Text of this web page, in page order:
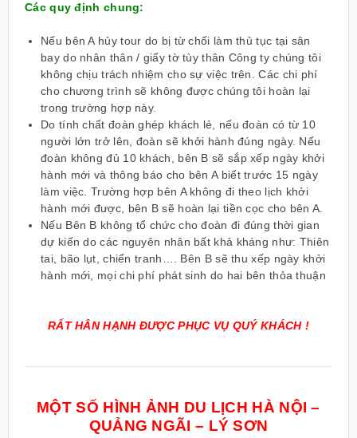
Các quy định chung:
Nếu bên A hủy tour do bị từ chối làm thủ tục tại sân
bay do nhân thân / giấy tờ tùy thân Công ty chúng tôi
không chịu trách nhiệm cho sự việc trên. Các chi phí
cho chương trình sẽ không được chúng tôi hoàn lại
trong trường hợp này.
Do tính chất đoàn ghép khách lẻ, nếu đoàn có từ 10
người lớn trở lên, đoàn sẽ khởi hành đúng ngày. Nếu
đoàn không đủ 10 khách, bên B sẽ sắp xếp ngày khởi
hành mới và thông báo cho bên A biết trước 15 ngày
làm việc. Trường hợp bên A không đi theo lịch khởi
hành mới được, bên B sẽ hoàn lại tiền cọc cho bên A.
Nếu Bên B không tổ chức cho đoàn đi đúng thời gian
dự kiến do các nguyên nhân bất khả kháng như: Thiên
tai, bão lụt, chiến tranh…. Bên B sẽ thu xếp ngày khởi
hành mới, mọi chi phí phát sinh do hai bên thỏa thuận
RẤT HÂN HẠNH ĐƯỢC PHỤC VỤ QUÝ KHÁCH !
MỘT SỐ HÌNH ẢNH DU LỊCH HÀ NỘI –
QUẢNG NGÃI – LÝ SƠN